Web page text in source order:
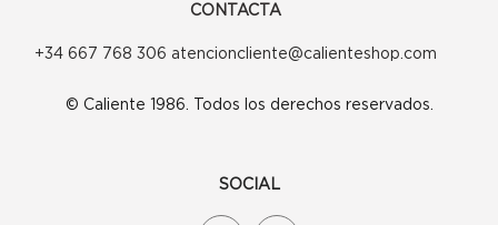
CONTACTA
+34 667 768 306 atencioncliente@calienteshop.com
© Caliente 1986. Todos los derechos reservados.
SOCIAL